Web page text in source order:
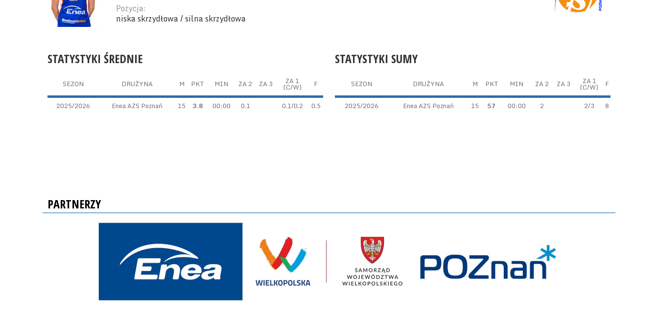
Pozycja:
niska skrzydłowa / silna skrzydłowa
STATYSTYKI SUMY
SEZON DRUŻYNA M PKT MIN ZA 2 ZA 3 ZA 1
(C/W) F
2025/2026 Enea AZS Poznań 15 57 00:00 2 2/3 8
STATYSTYKI ŚREDNIE
SEZON DRUŻYNA M PKT MIN ZA 2 ZA 3 ZA 1
(C/W) F
2025/2026 Enea AZS Poznań 15 3.8 00:00 0.1 0.1/0.2 0.5
PARTNERZY